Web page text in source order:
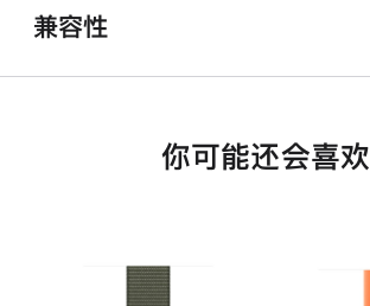
兼容性
你可能还会喜欢